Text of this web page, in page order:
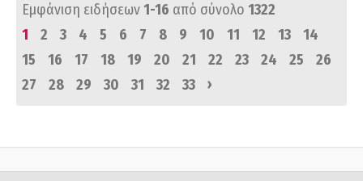
Εμφάνιση ειδήσεων1-16 από σύνολο 1322
1
2 3 4 5 6 7 8 9 10 11 12 13
14
15
16 17 18 19 20 21 22 23 24 25
26
27
28 29 30 31 32 33 ›